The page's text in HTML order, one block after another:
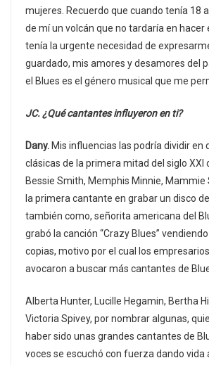
mujeres. Recuerdo que cuando tenía 18
de mí un volcán que no tardaría en hacer
tenía la urgente necesidad de
guardado, mis amores y desamores del
el Blues es el género musical que me
JC. ¿Qué cantantes influyeron en ti?
Dany. Mis influencias las podría dividir en
clásicas de la primera mitad del siglo XXI
Bessie Smith, Memphis Minnie,
la primera cantante en grabar un disco
también como, señorita americana del
grabó la canción “Crazy Blues”
copias, motivo por el cual los
avocaron a buscar más cantantes de
Alberta Hunter, Lucille Hegamin, Bertha
Victoria Spivey, por nombrar algunas,
haber sido unas grandes cantantes de
voces se escuchó con fuerza dando vida